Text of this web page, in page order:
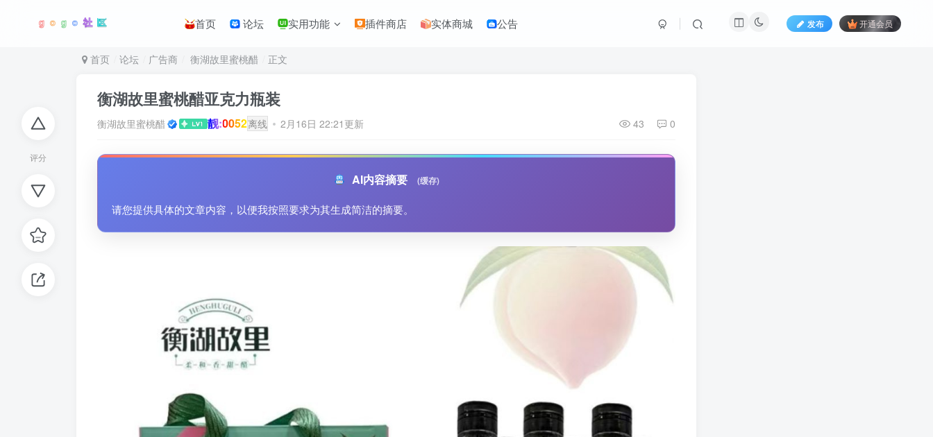
首页 论坛 实用功能 插件商店 实体商城 公告 发布 开通会员
评分
首页 论坛 广告商 衡湖故里蜜桃醋 正文
衡湖故里蜜桃醋亚克力瓶装
衡湖故里蜜桃醋 靓:0052离线 2月16日 22:21更新 43 0
AI内容摘要 (缓存)
请您提供具体的文章内容，以便我按照要求为其生成简洁的摘要。